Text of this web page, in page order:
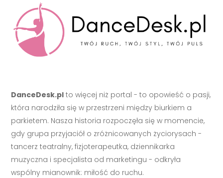
DanceDesk.pl to więcej niż portal - to opowieść o pasji,
która narodziła się w przestrzeni między biurkiem a
parkietem. Nasza historia rozpoczęła się w momencie,
gdy grupa przyjaciół o zróżnicowanych życiorysach -
tancerz teatralny, fizjoterapeutka, dziennikarka
muzyczna i specjalista od marketingu - odkryła
wspólny mianownik: miłość do ruchu.